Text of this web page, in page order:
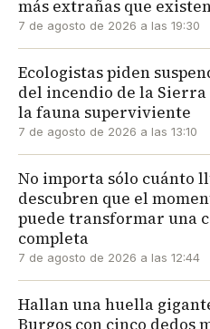
más extrañas que
7 de agosto de 2026 a las 19:30
Ecologistas piden
del incendio de la
la fauna superviviente
7 de agosto de 2026 a las 13:10
No importa sólo cuánto
descubren que el
puede transformar una
completa
7 de agosto de 2026 a las 12:44
Hallan una huella
Burgos con cinco dedos